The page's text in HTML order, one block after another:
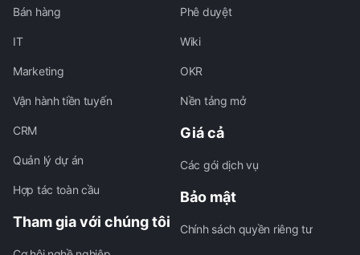
Bán hàng
IT
Marketing
Vận hành tiền tuyến
CRM
Quản lý dự án
Hợp tác toàn cầu
Tham gia với chúng tôi
Phê duyệt
Wiki
OKR
Nền tảng mở
Giá cả
Các gói dịch vụ
Bảo mật
Chính sách quyền riêng tư